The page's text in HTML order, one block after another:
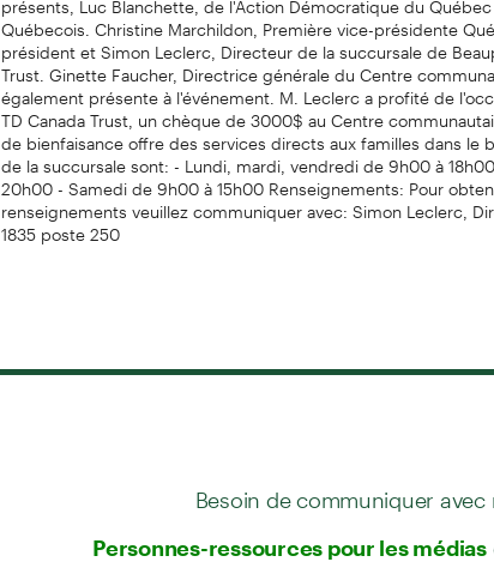
Québecois. Christine Marchildon, Première vice-présidente
président et Simon Leclerc, Directeur de la succursale de
Trust. Ginette Faucher, Directrice générale du Centre
également présente à l'événement. M. Leclerc a profité de
TD Canada Trust, un chèque de 3000$ au Centre
de bienfaisance offre des services directs aux familles dans le
de la succursale sont: - Lundi, mardi, vendredi de 9h00 à
20h00 - Samedi de 9h00 à 15h00 Renseignements: Pour
renseignements veuillez communiquer avec: Simon Leclerc,
1835 poste 250
Besoin de communiquer
Personnes-ressources pour les médias